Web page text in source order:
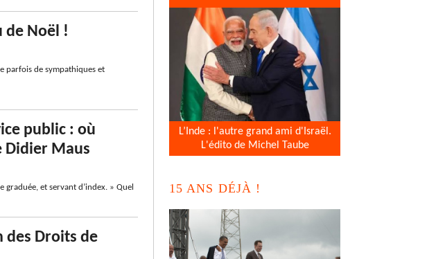
de Noël !
parfois de sympathiques et
public : où
Didier Maus
graduée, et servant d’index. » Quel
des Droits de
L’Inde : l'autre grand ami d'Israël.
L'édito de Michel Taube
15 ANS DÉJÀ !